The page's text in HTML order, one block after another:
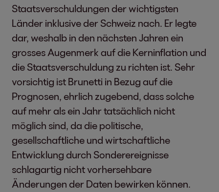
Staatsverschuldungen der wichtigsten
Länder inklusive der Schweiz nach. Er legte
dar, weshalb in den nächsten Jahren ein
grosses Augenmerk auf die Kerninflation und
die Staatsverschuldung zu richten ist. Sehr
vorsichtig ist Brunetti in Bezug auf die
Prognosen, ehrlich zugebend, dass solche
auf mehr als ein Jahr tatsächlich nicht
möglich sind, da die politische,
gesellschaftliche und wirtschaftliche
Entwicklung durch Sonderereignisse
schlagartig nicht vorhersehbare
Änderungen der Daten bewirken können.